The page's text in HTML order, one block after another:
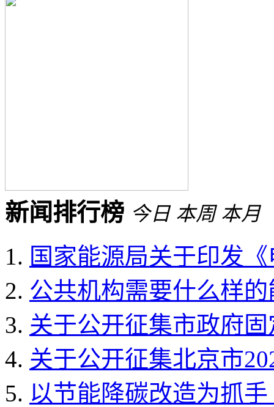
新闻排行榜 今日 本周 本月
国家能源局关于印发
公共机构需要什么样
关于公开征集市政府
关于公开征集北京市
以节能降碳改造为抓